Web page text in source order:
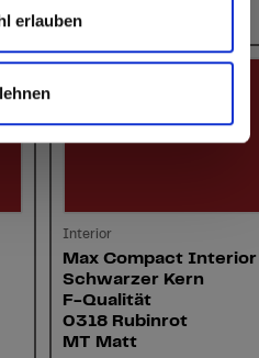
erlauben
Interior
Max Compact Interior
Schwarzer Kern
F-Qualität
0318 Rubinrot
MT Matt